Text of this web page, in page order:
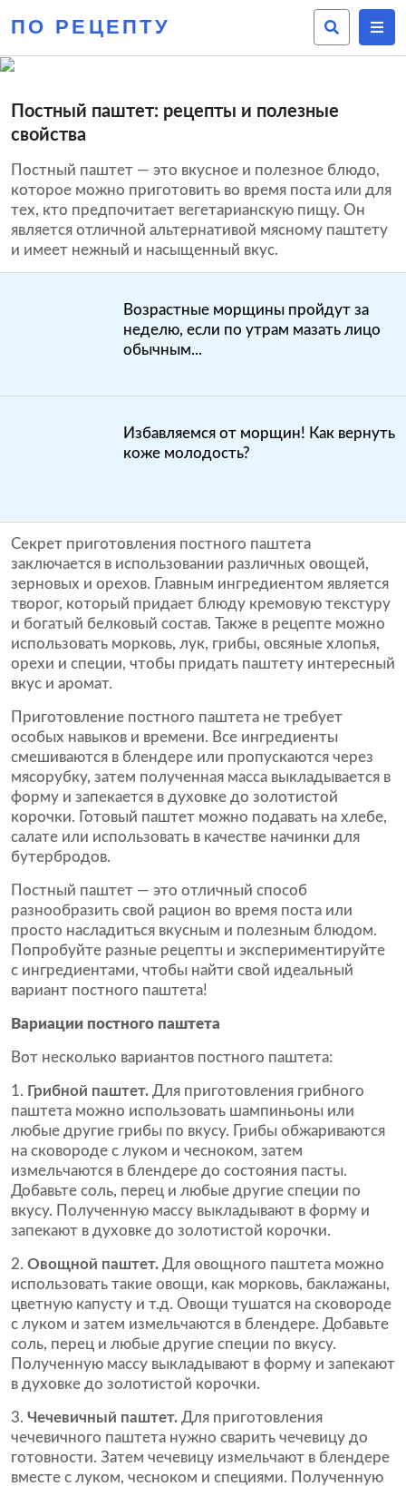
ПО РЕЦЕПТУ
Постный паштет: рецепты и полезные
свойства
Постный паштет — это вкусное и полезное блюдо,
которое можно приготовить во время поста или для
тех, кто предпочитает вегетарианскую пищу. Он
является отличной альтернативой мясному паштету
и имеет нежный и насыщенный вкус.
Возрастные морщины пройдут за
неделю, если по утрам мазать лицо
обычным...
Избавляемся от морщин! Как вернуть
коже молодость?
Секрет приготовления постного паштета
заключается в использовании различных овощей,
зерновых и орехов. Главным ингредиентом является
творог, который придает блюду кремовую текстуру
и богатый белковый состав. Также в рецепте можно
использовать морковь, лук, грибы, овсяные хлопья,
орехи и специи, чтобы придать паштету интересный
вкус и аромат.
Приготовление постного паштета не требует
особых навыков и времени. Все ингредиенты
смешиваются в блендере или пропускаются через
мясорубку, затем полученная масса выкладывается в
форму и запекается в духовке до золотистой
корочки. Готовый паштет можно подавать на хлебе,
салате или использовать в качестве начинки для
бутербродов.
Постный паштет — это отличный способ
разнообразить свой рацион во время поста или
просто насладиться вкусным и полезным блюдом.
Попробуйте разные рецепты и экспериментируйте
с ингредиентами, чтобы найти свой идеальный
вариант постного паштета!
Вариации постного паштета
Вот несколько вариантов постного паштета:
Грибной паштет. Для приготовления грибного
паштета можно использовать шампиньоны или
любые другие грибы по вкусу. Грибы обжариваются
на сковороде с луком и чесноком, затем
измельчаются в блендере до состояния пасты.
Добавьте соль, перец и любые другие специи по
вкусу. Полученную массу выкладывают в форму и
запекают в духовке до золотистой корочки.
Овощной паштет. Для овощного паштета можно
использовать такие овощи, как морковь, баклажаны,
цветную капусту и т.д. Овощи тушатся на сковороде
с луком и затем измельчаются в блендере. Добавьте
соль, перец и любые другие специи по вкусу.
Полученную массу выкладывают в форму и запекают
в духовке до золотистой корочки.
Чечевичный паштет. Для приготовления
чечевичного паштета нужно сварить чечевицу до
готовности. Затем чечевицу измельчают в блендере
вместе с луком, чесноком и специями. Полученную